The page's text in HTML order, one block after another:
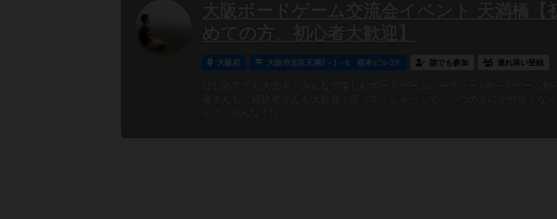
大阪ボードゲーム交流会イベント 天満橋【初
めての方、初心者大歓迎】
大阪府 大阪市北区天満2－1－8 根本ビル２F 誰でも参加 連れ添い登録